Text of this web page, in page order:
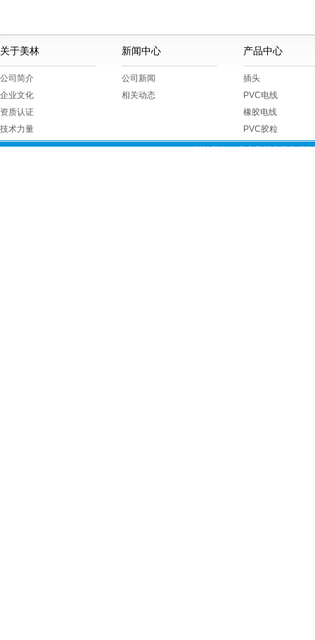
关于美林
公司简介
企业文化
资质认证
技术力量
新闻中心
公司新闻
相关动态
产品中心
插头
PVC电线
橡胶电线
PVC胶粒